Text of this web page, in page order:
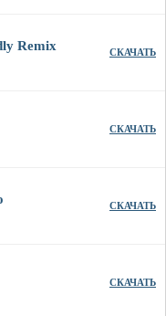
Remix СКАЧАТЬ
СКАЧАТЬ
СКАЧАТЬ
СКАЧАТЬ